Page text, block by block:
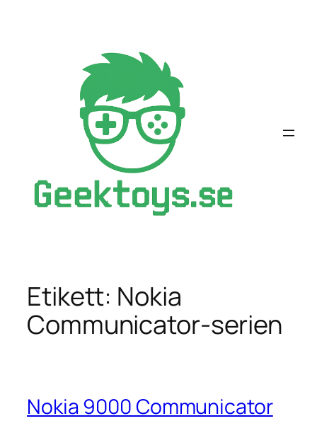
Etikett: Nokia
Communicator-serien
Nokia 9000 Communicator